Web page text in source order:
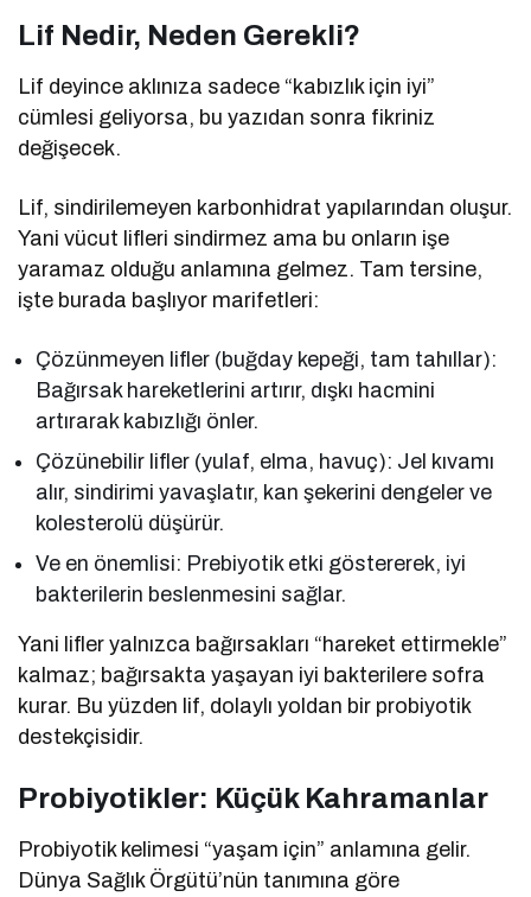
Lif Nedir, Neden Gerekli?
Lif deyince aklınıza sadece “kabızlık için iyi”
cümlesi geliyorsa, bu yazıdan sonra fikriniz
değişecek.
Lif, sindirilemeyen karbonhidrat yapılarından oluşur.
Yani vücut lifleri sindirmez ama bu onların işe
yaramaz olduğu anlamına gelmez. Tam tersine,
işte burada başlıyor marifetleri:
Çözünmeyen lifler (buğday kepeği, tam tahıllar):
Bağırsak hareketlerini artırır, dışkı hacmini
artırarak kabızlığı önler.
Çözünebilir lifler (yulaf, elma, havuç): Jel kıvamı
alır, sindirimi yavaşlatır, kan şekerini dengeler ve
kolesterolü düşürür.
Ve en önemlisi: Prebiyotik etki göstererek, iyi
bakterilerin beslenmesini sağlar.
Yani lifler yalnızca bağırsakları “hareket ettirmekle”
kalmaz; bağırsakta yaşayan iyi bakterilere sofra
kurar. Bu yüzden lif, dolaylı yoldan bir probiyotik
destekçisidir.
Probiyotikler: Küçük Kahramanlar
Probiyotik kelimesi “yaşam için” anlamına gelir.
Dünya Sağlık Örgütü’nün tanımına göre